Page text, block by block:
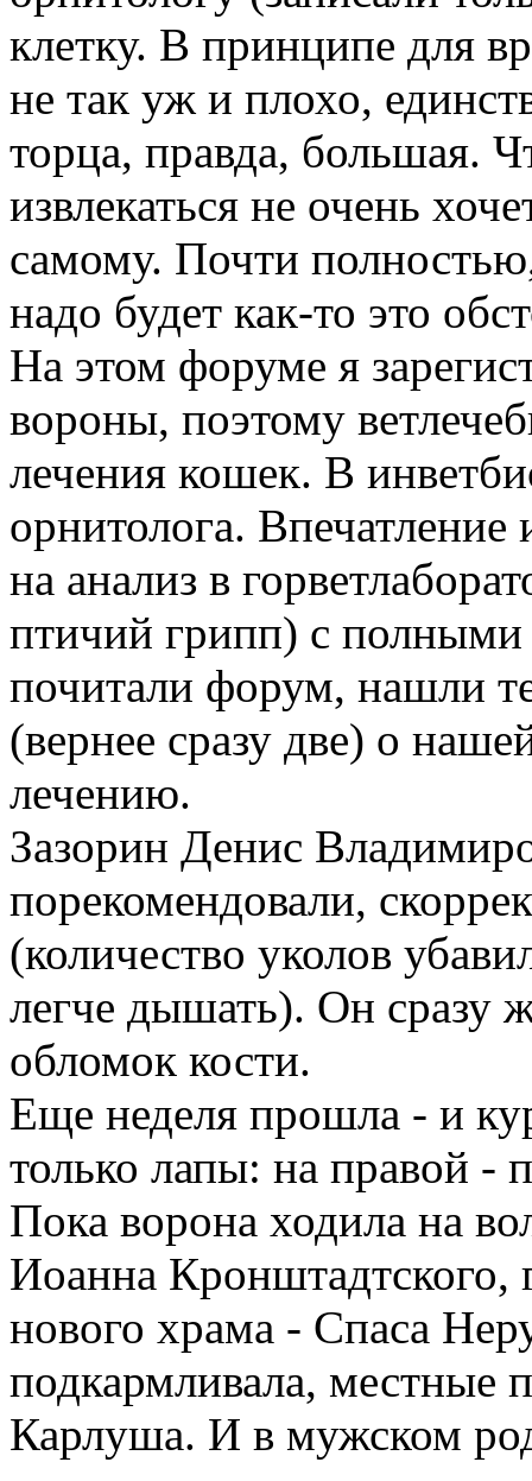
клетку. В принципе для
не так уж и плохо,
торца, правда, большая.
извлекаться не очень
самому. Почти
надо будет как-то это
На этом форуме я
вороны, поэтому
лечения кошек. В
орнитолога. Впечатление
на анализ в
птичий грипп) с
почитали форум, нашли
(вернее сразу две) о
лечению.
Зазорин Денис
порекомендовали,
(количество уколов
легче дышать). Он сразу
обломок кости.
Еще неделя прошла - и
только лапы: на правой -
Пока ворона ходила на
Иоанна Кронштадтского,
нового храма - Спаса
подкармливала, местные
Карлуша. И в мужском